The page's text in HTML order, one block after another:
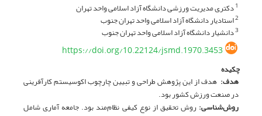
1دکتری مدیریت ورزشی دانشگاه آزاد اسلامی واحد تهران
2استادیار دانشگاه آزاد اسلامی واحد تهران جنوب
3دانشیار دانشگاه آزاد اسلامی واحد تهران جنوب
https://doi.org/10.22124/jsmd.1970.3453
چکیده
هدف: هدف از این پژوهش طراحی و تبیین چارچوب اکوسیستم کارآفرینی
در صنعت ورزش کشور بود.
روش‌شناسی: روش تحقیق از نوع کیفی نظام‌مند بود. جامعه آماری شامل